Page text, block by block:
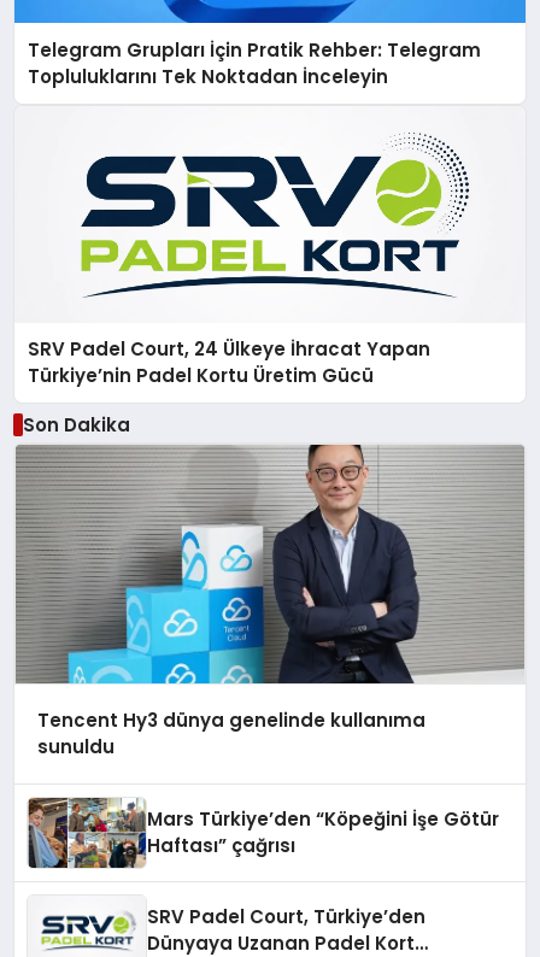
Telegram Grupları İçin Pratik Rehber: Telegram
Topluluklarını Tek Noktadan İnceleyin
SRV Padel Court, 24 Ülkeye İhracat Yapan
Türkiye’nin Padel Kortu Üretim Gücü
Son Dakika
Tencent Hy3 dünya genelinde kullanıma
sunuldu
Mars Türkiye’den “Köpeğini İşe Götür
Haftası” çağrısı
SRV Padel Court, Türkiye’den
Dünyaya Uzanan Padel Kort